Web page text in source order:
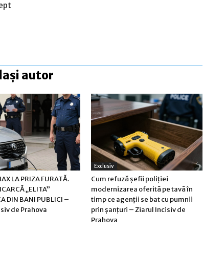
autor
LA PRIZA FURATĂ.
„ELITA”
DIN BANI PUBLICI –
de Prahova
Exclusiv
Cum refuză șefii poliției
modernizarea oferită pe tavă în
timp ce agenții se bat cu pumnii
prin șanțuri – Ziarul Incisiv de
Prahova